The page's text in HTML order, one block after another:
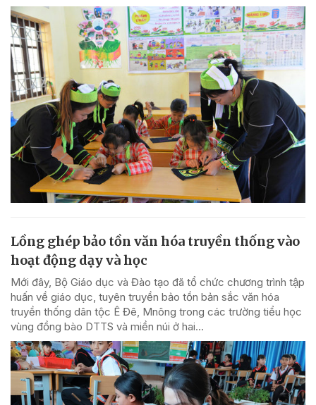
Lồng ghép bảo tồn văn hóa truyền thống vào
hoạt động dạy và học
Mới đây, Bộ Giáo dục và Đào tạo đã tổ chức chương trình tập
huấn về giáo dục, tuyên truyền bảo tồn bản sắc văn hóa
truyền thống dân tộc Ê Đê, Mnông trong các trường tiểu học
vùng đồng bào DTTS và miền núi ở hai...